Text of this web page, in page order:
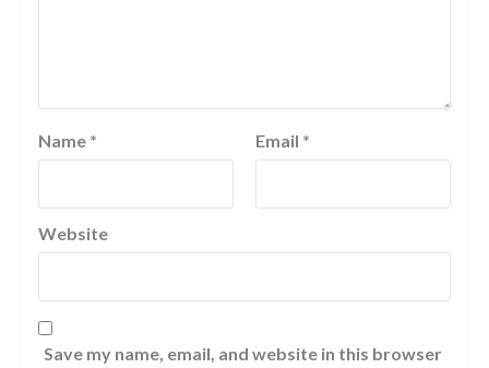
Name * Email *
Website
Save my name, email, and website in this browser